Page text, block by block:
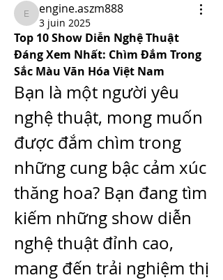
engine.aszm888
engine.aszm888
3 juin 2025
Top 10 Show Diễn Nghệ Thuật
Đáng Xem Nhất: Chìm Đắm Trong
Sắc Màu Văn Hóa Việt Nam
Bạn là một người yêu
nghệ thuật, mong muốn
được đắm chìm trong
những cung bậc cảm xúc
thăng hoa? Bạn đang tìm
kiếm những show diễn
nghệ thuật đỉnh cao,
mang đến trải nghiệm thị